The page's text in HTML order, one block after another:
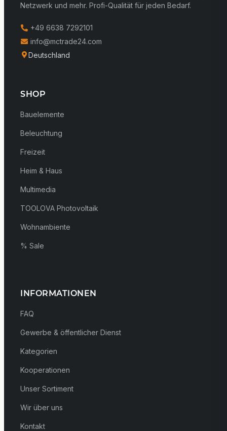
Netzwerk und mehr. Profi-Qualität für jeden Bedarf.
+49 6638 7292101
info@mctrade24.com
Deutschland
SHOP
Bauelemente
Beleuchtung
Freizeit
Heim & Haus
Multimedia
TOOLOVA Photovoltaik
Wohnambiente
% Sale
INFORMATIONEN
FAQ
Gewerbe & öffentlicher Dienst
Kategorien
Kooperationen
Unser Sortiment
Wir über uns
Kontakt